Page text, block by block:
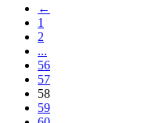
←
1
2
...
56
57
58
59